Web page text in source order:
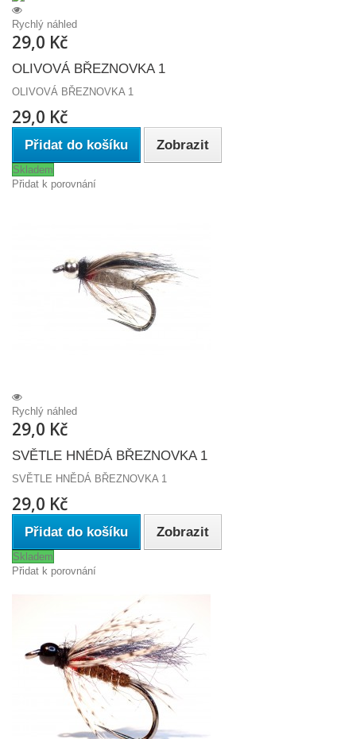
Rychlý náhled
29,0 Kč
OLIVOVÁ BŘEZNOVKA 1
OLIVOVÁ BŘEZNOVKA 1
29,0 Kč
Přidat do košíku Zobrazit
Skladem
Přidat k porovnání
Rychlý náhled
29,0 Kč
SVĚTLE HNÉDÁ BŘEZNOVKA 1
SVĚTLE HNĚDÁ BŘEZNOVKA 1
29,0 Kč
Přidat do košíku Zobrazit
Skladem
Přidat k porovnání